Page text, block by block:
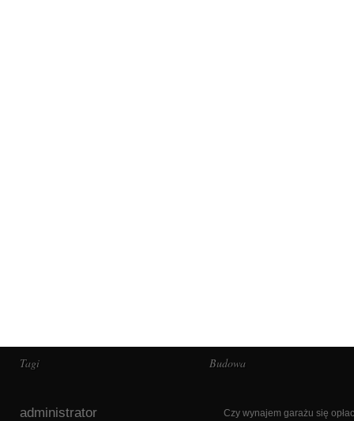
Tagi
administrator
Budowa
Czy wynajem garażu się